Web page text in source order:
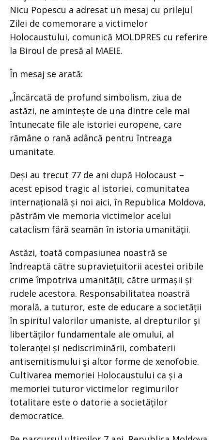
Nicu Popescu a adresat un mesaj cu prilejul
Zilei de comemorare a victimelor
Holocaustului, comunică MOLDPRES cu referire
la Biroul de presă al MAEIE.
În mesaj se arată:
„Încărcată de profund simbolism, ziua de
astăzi, ne amintește de una dintre cele mai
întunecate file ale istoriei europene, care
rămâne o rană adâncă pentru întreaga
umanitate.
Deși au trecut 77 de ani după Holocaust –
acest episod tragic al istoriei, comunitatea
internațională și noi aici, în Republica Moldova,
păstrăm vie memoria victimelor acelui
cataclism fără seamăn în istoria umanității.
Astăzi, toată compasiunea noastră se
îndreaptă către supraviețuitorii acestei oribile
crime împotriva umanității, către urmașii și
rudele acestora. Responsabilitatea noastră
morală, a tuturor, este de educare a societății
în spiritul valorilor umaniste, al drepturilor și
libertăților fundamentale ale omului, al
toleranței și nediscriminării, combaterii
antisemitismului şi altor forme de xenofobie.
Cultivarea memoriei Holocaustului ca și a
memoriei tuturor victimelor regimurilor
totalitare este o datorie a societăților
democratice.